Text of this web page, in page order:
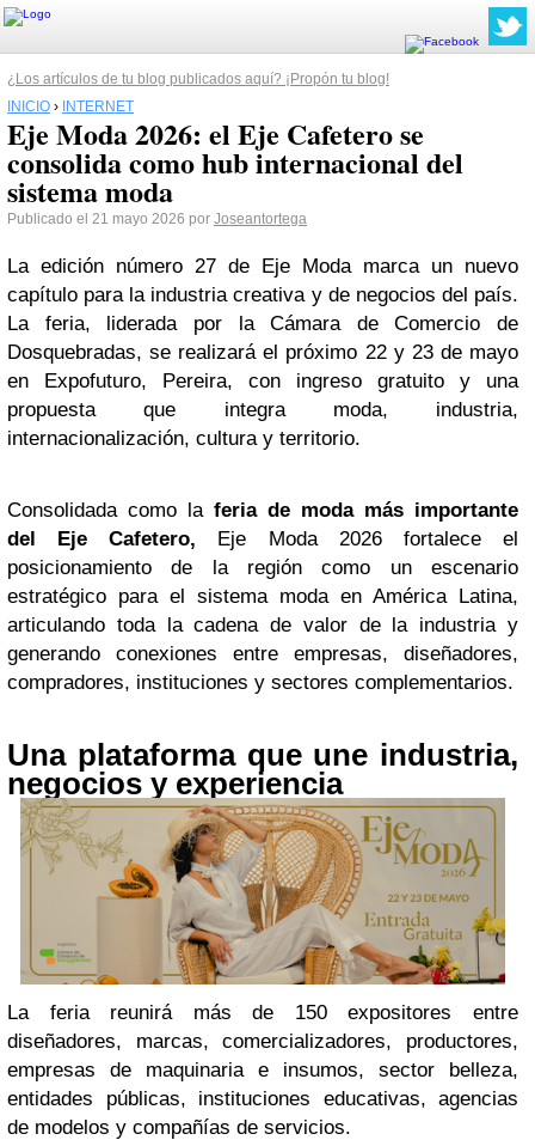
¿Los artículos de tu blog publicados aquí? ¡Propón tu blog!
INICIO › INTERNET
Eje Moda 2026: el Eje Cafetero se
consolida como hub internacional del
sistema moda
Publicado el 21 mayo 2026 por Joseantortega
La edición número 27 de Eje Moda marca un nuevo
capítulo para la industria creativa y de negocios del país.
La feria, liderada por la Cámara de Comercio de
Dosquebradas, se realizará el próximo 22 y 23 de mayo
en Expofuturo, Pereira, con ingreso gratuito y una
propuesta que integra moda, industria,
internacionalización, cultura y territorio.
Consolidada como la feria de moda más importante
del Eje Cafetero, Eje Moda 2026 fortalece el
posicionamiento de la región como un escenario
estratégico para el sistema moda en América Latina,
articulando toda la cadena de valor de la industria y
generando conexiones entre empresas, diseñadores,
compradores, instituciones y sectores complementarios.
Una plataforma que une industria,
negocios y experiencia
La feria reunirá más de 150 expositores entre
diseñadores, marcas, comercializadores, productores,
empresas de maquinaria e insumos, sector belleza,
entidades públicas, instituciones educativas, agencias
de modelos y compañías de servicios.